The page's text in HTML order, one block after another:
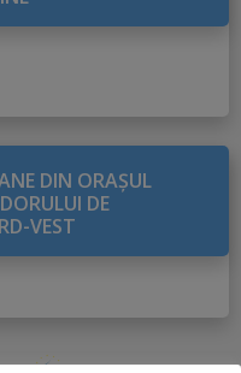
DIN ORAŞUL
DE
VEST